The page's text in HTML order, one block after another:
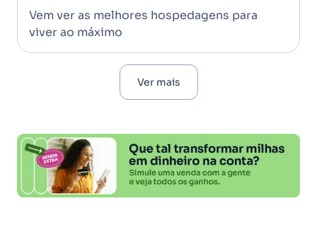
Vem ver as melhores hospedagens para
viver ao máximo
Ver mais